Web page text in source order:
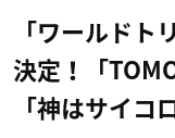
「ワールドト
決定！「
「神はサイコ